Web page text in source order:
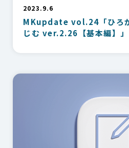
2023.9.6
MKupdate vol.24「ひろ
じむ ver.2.26【基本編】」